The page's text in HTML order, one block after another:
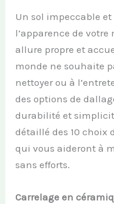
Un sol impeccable
l’apparence de
allure propre et
monde ne souhaite
nettoyer ou à
des options de
durabilité et
détaillé des 10 choix
qui vous aideront à
sans efforts.
Carrelage en